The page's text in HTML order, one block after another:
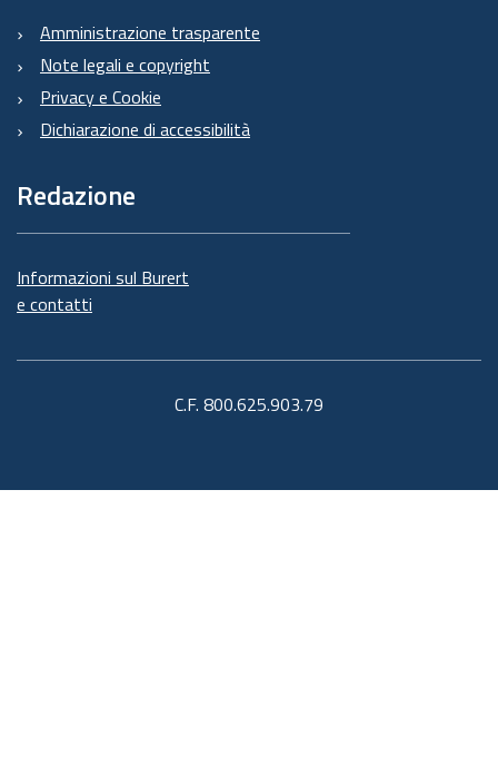
Amministrazione trasparente
Note legali e copyright
Privacy e Cookie
Dichiarazione di accessibilità
Redazione
Informazioni sul Burert
e contatti
C.F. 800.625.903.79